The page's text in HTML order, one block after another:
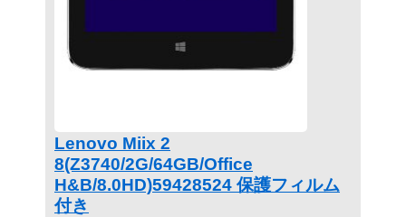
Lenovo Miix 2
8(Z3740/2G/64GB/Office
H&B/8.0HD)59428524 保護フィルム
付き